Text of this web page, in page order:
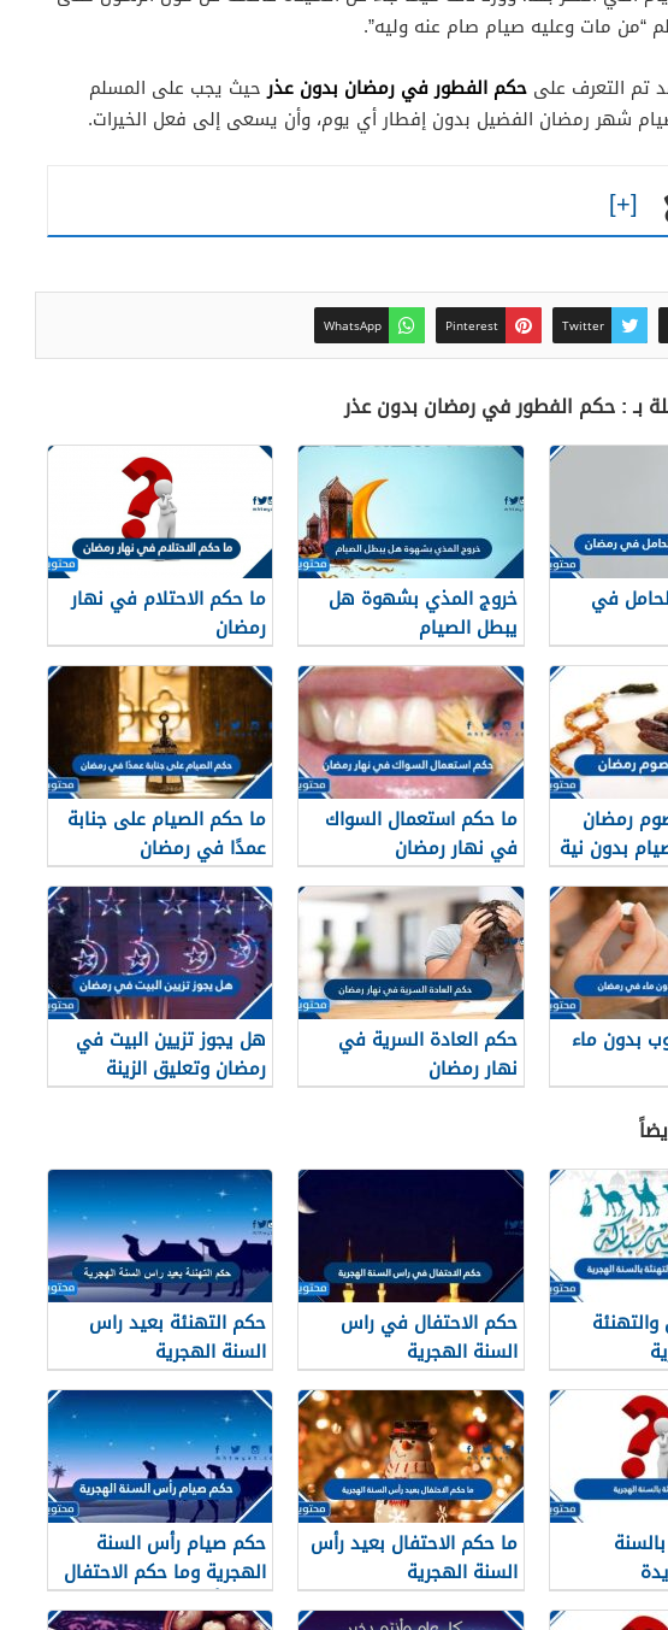
“من مات وعليه صيام صام عنه وليه”.
تم التعرف على حكم الفطور في رمضان بدون عذرحيث يجب على المسلم
شهر رمضان الفضيل بدون إفطار أي يوم، وأن يسعى إلى فعل الخيرات.
Twitter
Pinterest
WhatsApp
بـ : حكم الفطور في رمضان بدون عذر
في
خروج المذي بشهوة هل
يبطل الصيام
ما حكم الاحتلام في نهار
رمضان
رمضان
بدون نية
ما حكم استعمال السواك
في نهار رمضان
ما حكم الصيام على جنابة
عمدًا في رمضان
بدون ماء
حكم العادة السرية في
نهار رمضان
هل يجوز تزيين البيت في
رمضان وتعليق الزينة
والفوانيس
حكم الاحتفال في راس
السنة الهجرية
حكم التهنئة بعيد راس
السنة الهجرية
ما حكم الاحتفال بعيد رأس
السنة الهجرية
حكم صيام رأس السنة
الهجرية وما حكم الاحتفال
بعيد رأس السنه الهجريه